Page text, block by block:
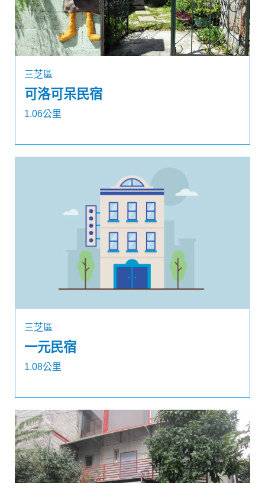
三芝區
可洛可呆民宿
1.06公里
三芝區
一元民宿
1.08公里